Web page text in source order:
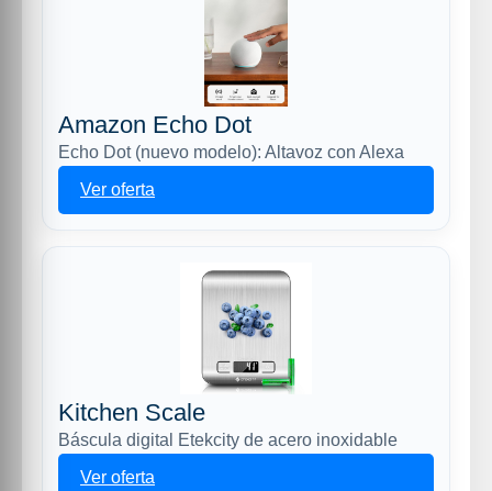
Amazon Echo Dot
Echo Dot (nuevo modelo): Altavoz con Alexa
Ver oferta
Kitchen Scale
Báscula digital Etekcity de acero inoxidable
Ver oferta